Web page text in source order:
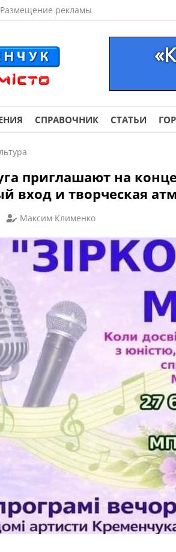
Размещение рекламы
СПРАВОЧНИК СТАТЬИ
приглашают на
вход и творческая
Максим Клименко